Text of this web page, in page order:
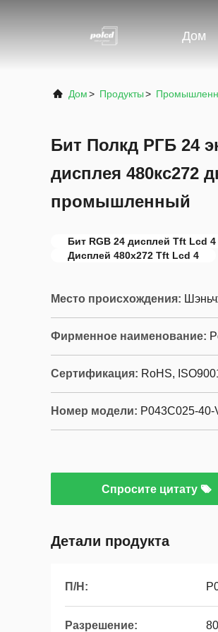
Дом
Дом> Продукты>
Бит Полкд РГБ 24
дисплея 480кс272
промышленный
Бит RGB 24 дисплей Tft Lcd 4
Дисплей 480x272 Tft Lcd 4
Место происхождения:
Фирменное наименование:
Сертификация: RoHS,
Номер модели: P043C025-40-
Спросите цитату
Детали продукта
П/Н:
Разрешение: